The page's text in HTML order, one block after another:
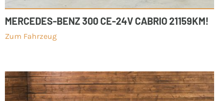
MERCEDES-BENZ 300 CE-24V CABRIO 21159KM!
Zum Fahrzeug